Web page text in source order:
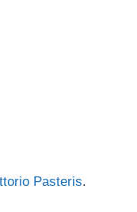
Pasteris.